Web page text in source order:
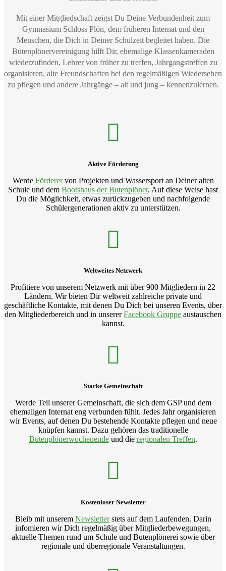
Mit einer Mitgliedschaft zeigst Du Deine Verbundenheit zum
Gymnasium Schloss Plön, dem früheren Internat und den
Menschen, die Dich in Deiner Schulzeit begleitet haben. Die
Butenplönervereinigung hilft Dir, ehemalige Klassenkameraden
wiederzufinden, Lehrer von früher zu treffen, Jahrgangstreffen zu
organisieren, alte Freundschaften bei den regelmäßigen Wiedersehen
zu pflegen und andere Jahrgänge – alt und jung – kennenzulernen.
Aktive Förderung
Werde Förderervon Projekten und Wassersport an Deiner alten
Schule und dem Bootshaus der Butenplöner. Auf diese Weise hast
Du die Möglichkeit, etwas zurückzugeben und nachfolgende
Schülergenerationen aktiv zu unterstützen.
Weltweites Netzwerk
Profitiere von unserem Netzwerk mit über 900 Mitgliedern in 22
Ländern. Wir bieten Dir weltweit zahlreiche private und
geschäftliche Kontakte, mit denen Du Dich bei unseren Events, über
den Mitgliederbereich und in unsererFacebook Gruppe austauschen
kannst.
Starke Gemeinschaft
Werde Teil unsererGemeinschaft, die sich dem GSPund dem
ehemaligen Internat eng verbunden fühlt. Jedes Jahrorganisieren
wir Events, auf denen Du bestehende Kontakte pflegen und neue
knüpfen kannst. Dazu gehören das traditionelle
Butenplönerwochenendeund die regionalen Treffen.
Kostenloser Newsletter
Bleib mit unserem Newsletterstets auf dem Laufenden. Darin
infomieren wir Dich regelmäßig über Mitgliederbewegungen,
aktuelle Themen rund um Schule und Butenplönerei sowie über
regionale und überregionale Veranstaltungen.